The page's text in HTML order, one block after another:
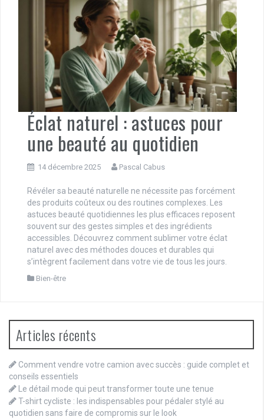
Éclat naturel : astuces pour
une beauté au quotidien
14 décembre 2025 Pascal Cabus
Révéler sa beauté naturelle ne nécessite pas forcément
des produits coûteux ou des routines complexes. Les
astuces beauté quotidiennes les plus efficaces reposent
souvent sur des gestes simples et des ingrédients
accessibles. Découvrez comment sublimer votre éclat
naturel avec des méthodes douces et durables qui
s’intègrent facilement dans votre vie de tous les jours.
Bien-être
Articles récents
Comment vendre votre camion avec succès : guide complet et
conseils essentiels
Le détail mode qui peut transformer toute une tenue
T-shirt cycliste : les indispensables pour pédaler stylé au
quotidien sans faire de compromis sur le look